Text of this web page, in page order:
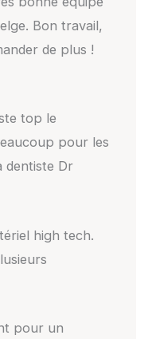
Bon travail,
de plus !
top le
pour les
dentiste Dr
high tech.
pour un